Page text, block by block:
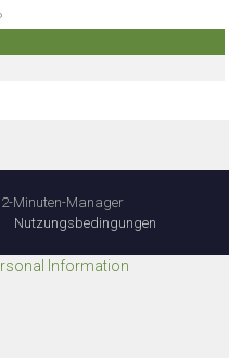
Minuten-Manager
Nutzungsbedingungen
Information